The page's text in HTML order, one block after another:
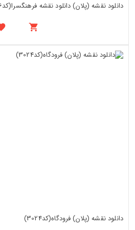
دانلود نقشه (پلان) دانلود نقشه فرهنگسرا(کد3026)
دانلود نقشه (پلان) فرودگاه(کد3024)